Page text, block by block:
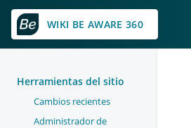
WIKI BE AWARE 360
Herramientas del sitio
Cambios recientes
Administrador de